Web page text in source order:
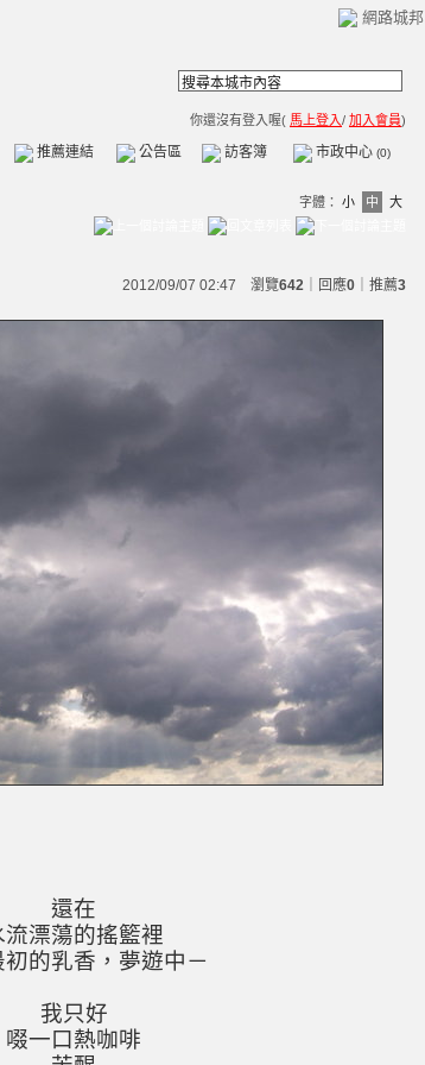
網路城邦
你還沒有登入喔( 馬上登入/ 加入會員)
推薦連結 公告區 訪客簿 市政中心 (0)
字體： 小 中 大
2012/09/07 02:47 瀏覽642 ｜回應0 推薦3
還在
流漂蕩的搖籃裡
初的乳香，夢遊中－
我只好
啜一口熱咖啡